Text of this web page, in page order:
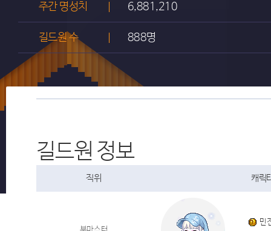
주간 명성치 6,881,210
길드원 수 888명
길드원 정보
직위 캐릭
민